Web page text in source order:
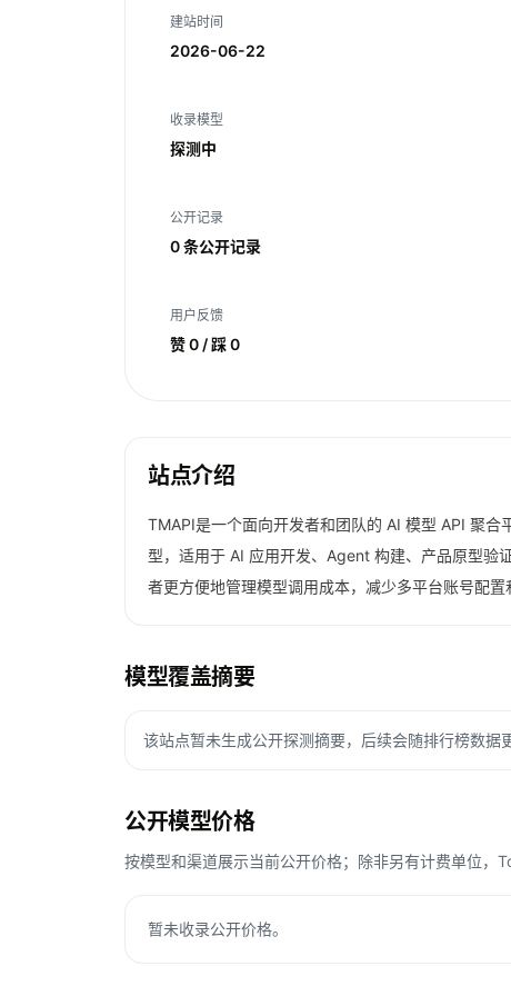
建站时间
2026-06-22
收录模型
探测中
公开记录
0 条公开记录
用户反馈
赞 0 / 踩 0
站点介绍
TMAPI是一个面向开发者和团队的 AI 模型 API 聚
型，适用于 AI 应用开发、Agent 构建、产品原型验
者更方便地管理模型调用成本，减少多平台账号配置
模型覆盖摘要
该站点暂未生成公开探测摘要，后续会随排行榜数据
公开模型价格
按模型和渠道展示当前公开价格；除非另有计费单位，
暂未收录公开价格。